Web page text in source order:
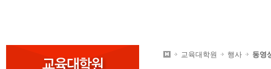
교육대학원 행사 동영